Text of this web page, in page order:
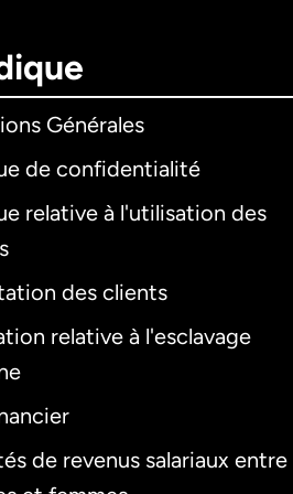
Générales
de confidentialité
relative à l'utilisation des
des clients
relative à l'esclavage
de revenus salariaux entre